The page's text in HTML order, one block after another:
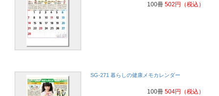
100冊 502円 （税込）
SG-271 暮らしの健康メモカレンダー
100冊 504円 （税込）